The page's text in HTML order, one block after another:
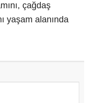
çağdaş
yaşam alanında